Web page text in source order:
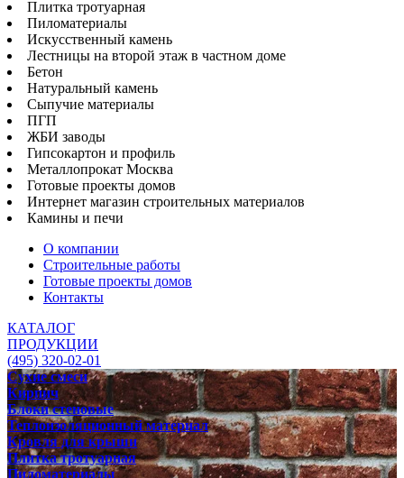
Плитка тротуарная
Пиломатериалы
Искусственный камень
Лестницы на второй этаж в частном доме
Бетон
Натуральный камень
Сыпучие материалы
ПГП
ЖБИ заводы
Гипсокартон и профиль
Металлопрокат Москва
Готовые проекты домов
Интернет магазин строительных материалов
Камины и печи
О компании
Строительные работы
Готовые проекты домов
Контакты
КАТАЛОГ
ПРОДУКЦИИ
(495) 320-02-01
Сухие смеси
Кирпич
Блоки стеновые
Теплоизоляционный материал
Кровля для крыши
Плитка тротуарная
Пиломатериалы